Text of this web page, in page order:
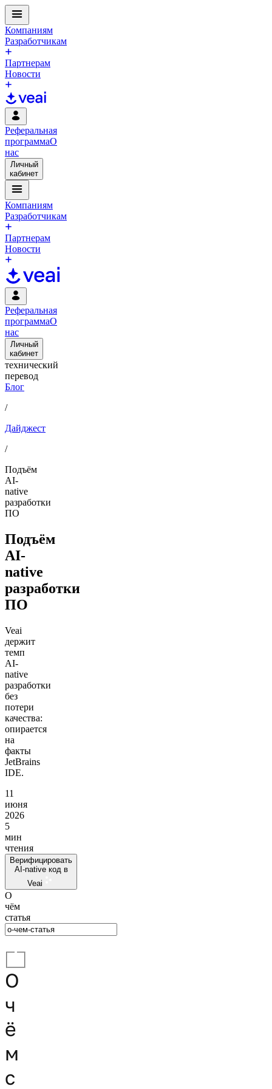
Компаниям
Разработчикам
Партнерам
Новости
Реферальная
программаО
нас
Личный
кабинет
Компаниям
Разработчикам
Партнерам
Новости
Реферальная
программаО
нас
Личный
кабинет
технический
перевод
Блог
/
Дайджест
/
Подъём
AI-
native
разработки
ПО
Подъём
AI-
native
разработки
ПО
Veai
держит
темп
AI-
native
разработки
без
потери
качества:
опирается
на
факты
JetBrains
IDE.
11
июня
2026
5
мин
чтения
Верифицировать
AI-native код в
Veai
О
чём
статья
О
ч
ё
м
с